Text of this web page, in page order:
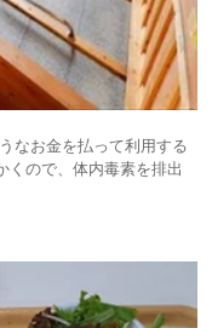
なお金を払って利用する
くので、体内毒素を排出